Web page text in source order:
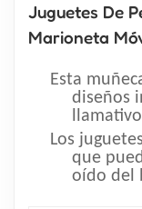
Juguetes De
Marioneta
Esta
diseños
Los
que
oído del